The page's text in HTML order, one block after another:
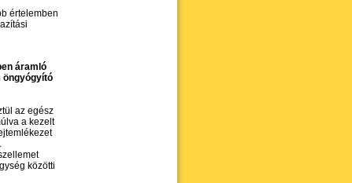
értelemben
áramló
öngyógyító
az egész
a kezelt
közötti